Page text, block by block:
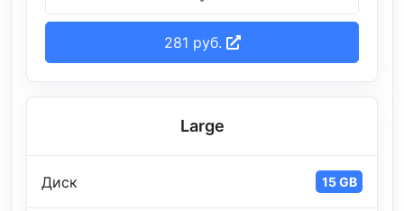
281 руб.
Large
Диск 15 GB